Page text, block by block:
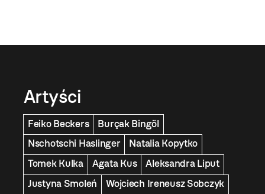
Artyści
Feiko Beckers
Burçak Bingöl
Nschotschi Haslinger
Natalia Kopytko
Tomek Kulka
Agata Kus
Aleksandra Liput
Justyna Smoleń
Wojciech Ireneusz Sobczyk